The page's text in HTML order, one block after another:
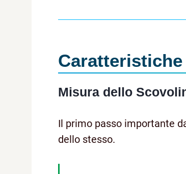
Caratteristiche
Misura dello
Il primo passo importante
dello stesso.